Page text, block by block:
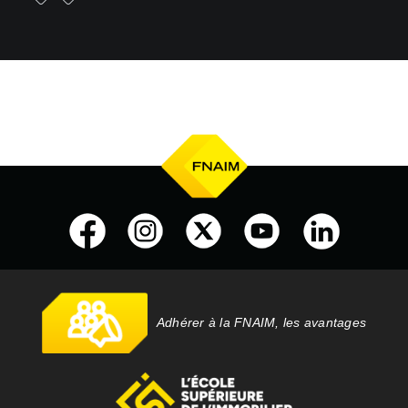
Adhérer à la FNAIM, les avantages